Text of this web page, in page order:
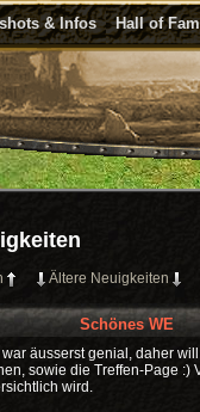
& Infos Hall of
Ältere Neuigkeiten
Schönes WE
äusserst genial, daher
sowie die Treffen-Page :)
wird.